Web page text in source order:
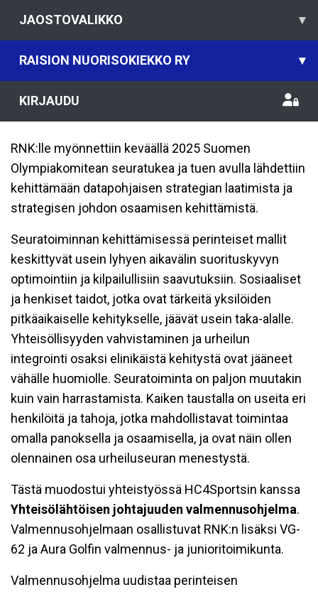
JAOSTOVALIKKO ▾
RAISION NUORISOKIEKKO RY ▾
KIRJAUDU
RNK:lle myönnettiin keväällä 2025 Suomen
Olympiakomitean seuratukea ja tuen avulla lähdettiin
kehittämään datapohjaisen strategian laatimista ja
strategisen johdon osaamisen kehittämistä.
Seuratoiminnan kehittämisessä perinteiset mallit
keskittyvät usein lyhyen aikavälin suorituskyvyn
optimointiin ja kilpailullisiin saavutuksiin. Sosiaaliset
ja henkiset taidot, jotka ovat tärkeitä yksilöiden
pitkäaikaiselle kehitykselle, jäävät usein taka-alalle.
Yhteisöllisyyden vahvistaminen ja urheilun
integrointi osaksi elinikäistä kehitystä ovat jääneet
vähälle huomiolle. Seuratoiminta on paljon muutakin
kuin vain harrastamista. Kaiken taustalla on useita eri
henkilöitä ja tahoja, jotka mahdollistavat toimintaa
omalla panoksella ja osaamisella, ja ovat näin ollen
olennainen osa urheiluseuran menestystä.
Tästä muodostui yhteistyössä HC4Sportsin kanssa
Yhteisölähtöisen johtajuuden valmennusohjelma.
Valmennusohjelmaan osallistuvat RNK:n lisäksi VG-
62 ja Aura Golfin valmennus- ja junioritoimikunta.
Valmennusohjelma uudistaa perinteisen